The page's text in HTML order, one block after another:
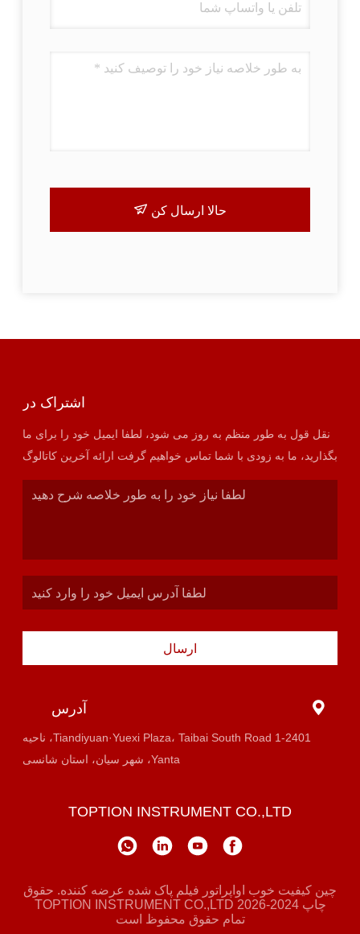
حالا ارسال کن
اشتراک در
نقل قول به طور منظم به روز می شود، لطفا ایمیل خود را برای ما
بگذارید، ما به زودی با شما تماس خواهیم گرفت ارائه آخرین کاتالوگ
ارسال
آدرس
1-2401 Tiandiyuan·Yuexi Plaza، Taibai South Road، ناحیه
Yanta، شهر سیان، استان شانسی
TOPTION INSTRUMENT CO.,LTD
چین کیفیت خوب اواپراتور فیلم پاک شده عرضه کننده. حقوق
چاپ 2024-2026 TOPTION INSTRUMENT CO.,LTD
تمام حقوق محفوظ است